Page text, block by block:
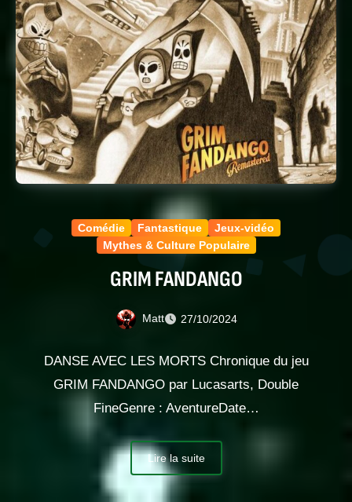
Comédie Fantastique
Jeux-vidéo
Mythes & Culture Populaire
GRIM FANDANGO
Matt 27/10/2024
DANSE AVEC LES MORTS Chronique du jeu
GRIM FANDANGO par Lucasarts, Double
FineGenre : AventureDate…
Lire la suite